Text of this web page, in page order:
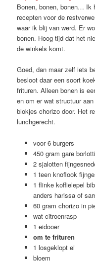
Bonen, bonen, bonen… Ik
recepten voor de
waar ik blij van werd. Er
bonen. Hoog tijd dat het
de winkels komt.
Goed, dan maar zelf iets
besloot daar een soort
frituren. Alleen bonen is
en om er wat structuur
blokjes chorizo door. Het
lunchgerecht.
voor 6 burgers
450 gram gare
2 sjalotten
1 teen knoflook
1 flinke koffielepel
anders harissa of
60 gram chorizo in
wat citroenrasp
1 eidooer
om te frituren
1 losgeklopt ei
bloem